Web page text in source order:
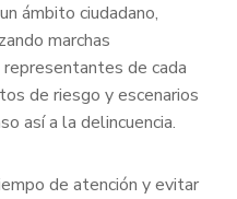
ámbito ciudadano,
marchas
de cada
de riesgo y escenarios
así a la delincuencia.
de atención y evitar